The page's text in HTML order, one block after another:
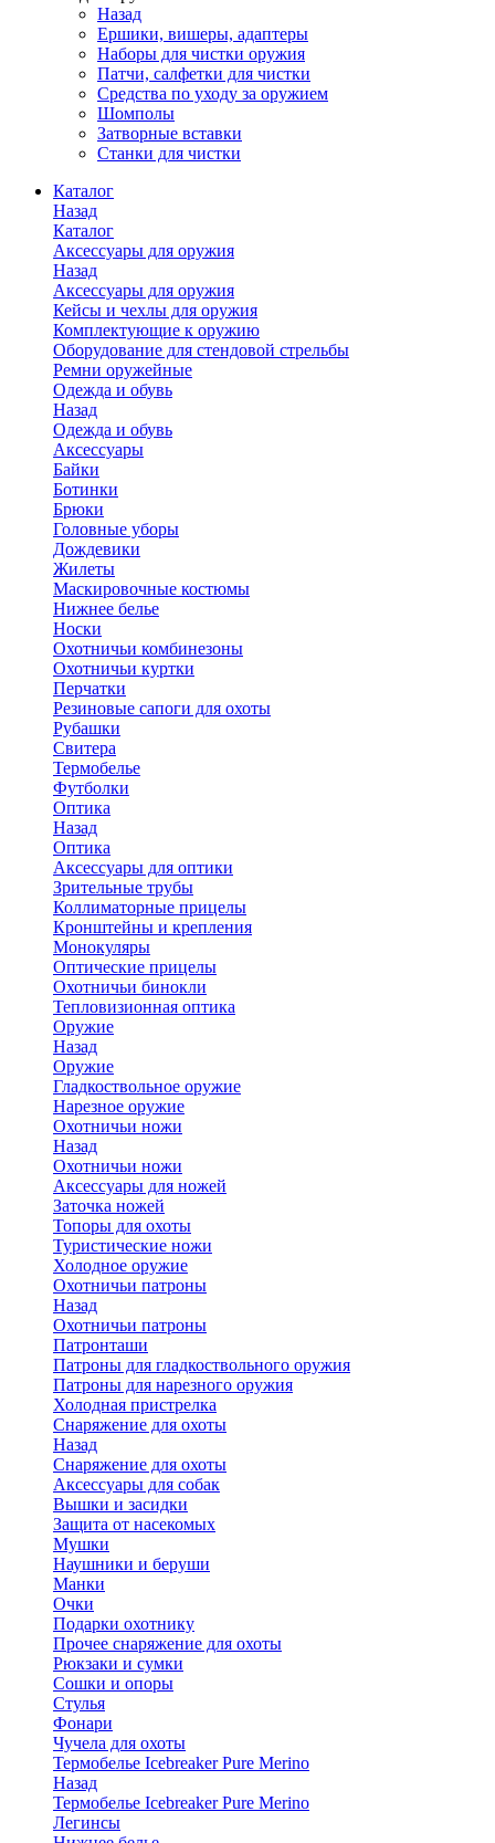
Назад
Ершики, вишеры, адаптеры
Наборы для чистки оружия
Патчи, салфетки для чистки
Средства по уходу за оружием
Шомполы
Затворные вставки
Станки для чистки
Каталог
Назад
Каталог
Аксессуары для оружия
Назад
Аксессуары для оружия
Кейсы и чехлы для оружия
Комплектующие к оружию
Оборудование для стендовой стрельбы
Ремни оружейные
Одежда и обувь
Назад
Одежда и обувь
Аксессуары
Байки
Ботинки
Брюки
Головные уборы
Дождевики
Жилеты
Маскировочные костюмы
Нижнее белье
Носки
Охотничьи комбинезоны
Охотничьи куртки
Перчатки
Резиновые сапоги для охоты
Рубашки
Свитера
Термобелье
Футболки
Оптика
Назад
Оптика
Аксессуары для оптики
Зрительные трубы
Коллиматорные прицелы
Кронштейны и крепления
Монокуляры
Оптические прицелы
Охотничьи бинокли
Тепловизионная оптика
Оружие
Назад
Оружие
Гладкоствольное оружие
Нарезное оружие
Охотничьи ножи
Назад
Охотничьи ножи
Аксессуары для ножей
Заточка ножей
Топоры для охоты
Туристические ножи
Холодное оружие
Охотничьи патроны
Назад
Охотничьи патроны
Патронташи
Патроны для гладкоствольного оружия
Патроны для нарезного оружия
Холодная пристрелка
Снаряжение для охоты
Назад
Снаряжение для охоты
Аксессуары для собак
Вышки и засидки
Защита от насекомых
Мушки
Наушники и беруши
Манки
Очки
Подарки охотнику
Прочее снаряжение для охоты
Рюкзаки и сумки
Сошки и опоры
Стулья
Фонари
Чучела для охоты
Термобелье Icebreaker Pure Merino
Назад
Термобелье Icebreaker Pure Merino
Легинсы